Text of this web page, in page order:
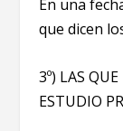
En una
que dicen
3º) LAS
ESTUDIO